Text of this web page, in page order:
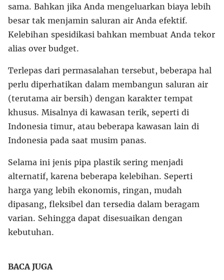
sama. Bahkan jika Anda mengeluarkan biaya lebih
besar tak menjamin saluran air Anda efektif.
Kelebihan spesidikasi bahkan membuat Anda tekor
alias over budget.
Terlepas dari permasalahan tersebut, beberapa hal
perlu diperhatikan dalam membangun saluran air
(terutama air bersih) dengan karakter tempat
khusus. Misalnya di kawasan terik, seperti di
Indonesia timur, atau beberapa kawasan lain di
Indonesia pada saat musim panas.
Selama ini jenis pipa plastik sering menjadi
alternatif, karena beberapa kelebihan. Seperti
harga yang lebih ekonomis, ringan, mudah
dipasang, fleksibel dan tersedia dalam beragam
varian. Sehingga dapat disesuaikan dengan
kebutuhan.
BACA JUGA